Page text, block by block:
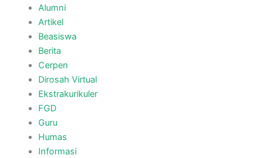
Alumni
Artikel
Beasiswa
Berita
Cerpen
Dirosah Virtual
Ekstrakurikuler
FGD
Guru
Humas
Informasi